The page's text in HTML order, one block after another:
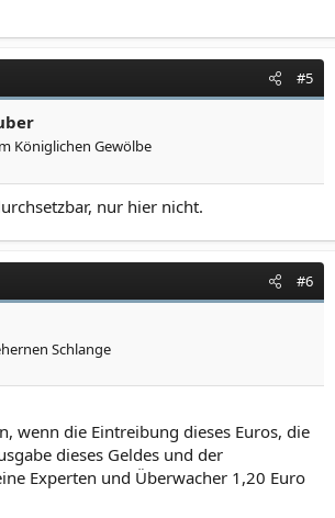
#5
Königlichen Gewölbe
nur hier nicht.
#6
Schlange
wenn die Eintreibung dieses Euros, die
dieses Geldes und der
Experten und Überwacher 1,20 Euro